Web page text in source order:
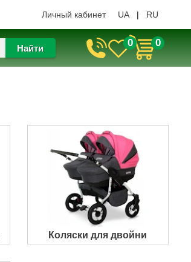
Личный кабинет UA | RU
Найти 0 0
Коляски для двойни